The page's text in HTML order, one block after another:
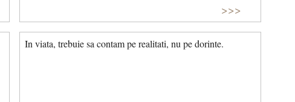
>>>
In viata, trebuie sa contam pe realitati, nu pe dorinte.